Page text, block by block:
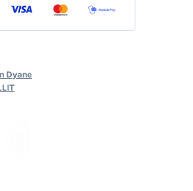
Dyane